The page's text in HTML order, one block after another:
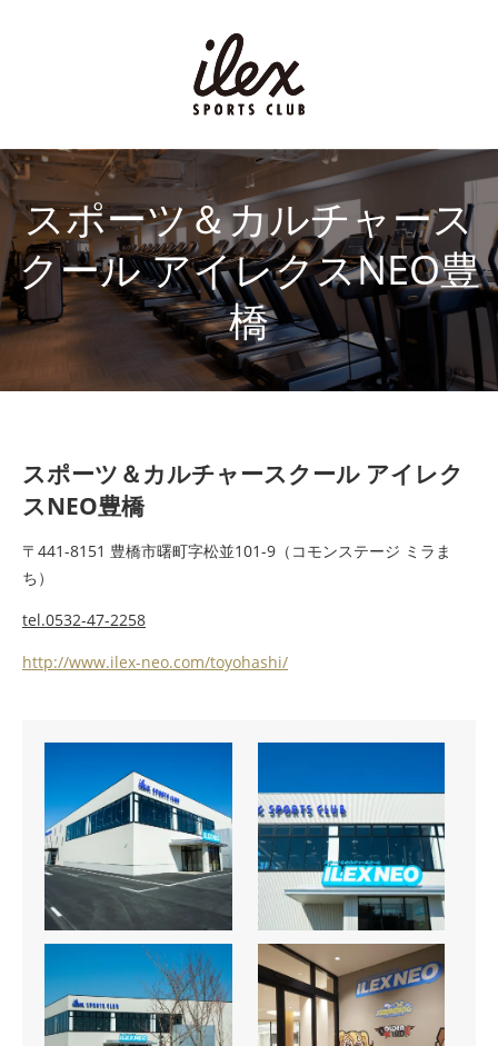
スポーツ＆カルチャース
クール アイレクスNEO豊
橋
スポーツ＆カルチャースクール アイレク
スNEO豊橋
〒441-8151 豊橋市曙町字松並101-9（コモンステージ ミラま
ち）
tel.0532-47-2258
http://www.ilex-neo.com/toyohashi/